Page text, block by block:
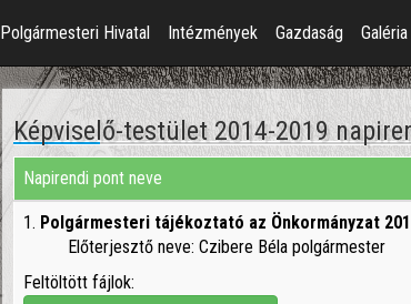
Polgármesteri Hivatal Intézmények Gazdaság Galéria
Képviselő-testület 2014-2019
Napirendi pont neve
1. Polgármesteri tájékoztató az Önkormányzat
Előterjesztő neve: Czibere Béla polgármester
Feltöltött fájlok: